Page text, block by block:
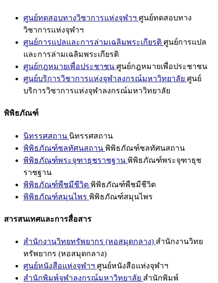
ศูนย์ทดสอบทางวิชาการแห่งจุฬาฯ ศูนย์ทดสอบทาง
วิชาการแห่งจุฬาฯ
ศูนย์การแปลและการล่ามเฉลิมพระเกียรติ ศูนย์การแปล
และการล่ามเฉลิมพระเกียรติ
ศูนย์กฎหมายเพื่อประชาชน ศูนย์กฎหมายเพื่อประชาชน
ศูนย์บริการวิชาการแห่งจุฬาลงกรณ์มหาวิทยาลัย ศูนย์
บริการวิชาการแห่งจุฬาลงกรณ์มหาวิทยาลัย
พิพิธภัณฑ์
นิทรรศสถาน นิทรรศสถาน
พิพิธภัณฑ์ชลทัศนสถาน พิพิธภัณฑ์ชลทัศนสถาน
พิพิธภัณฑ์พระจุฑาธุชราชฐาน พิพิธภัณฑ์พระจุฑาธุช
ราชฐาน
พิพิธภัณฑ์พืชมีชีวิต พิพิธภัณฑ์พืชมีชีวิต
พิพิธภัณฑ์สมุนไพร พิพิธภัณฑ์สมุนไพร
สารสนเทศและการสื่อสาร
สำนักงานวิทยทรัพยากร (หอสมุดกลาง) สำนักงานวิทย
ทรัพยากร (หอสมุดกลาง)
ศูนย์หนังสือแห่งจุฬาฯ ศูนย์หนังสือแห่งจุฬาฯ
สำนักพิมพ์จุฬาลงกรณ์มหาวิทยาลัย สำนักพิมพ์